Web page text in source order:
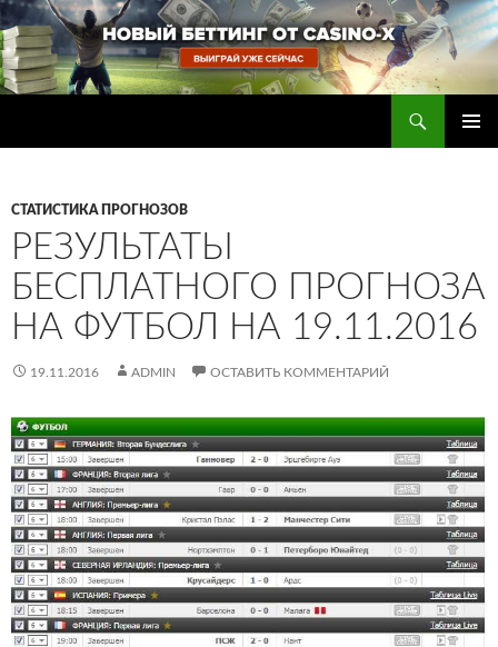
Перейти
к
содержимому
СТАТИСТИКА ПРОГНОЗОВ
РЕЗУЛЬТАТЫ
БЕСПЛАТНОГО ПРОГНОЗА
НА ФУТБОЛ НА 19.11.2016
19.11.2016 ADMIN ОСТАВИТЬ КОММЕНТАРИЙ